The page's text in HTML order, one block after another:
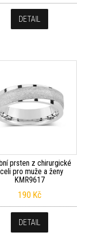
DETAIL
prsten z chirurgické
pro muže a ženy
KMR9617
190 Kč
DETAIL